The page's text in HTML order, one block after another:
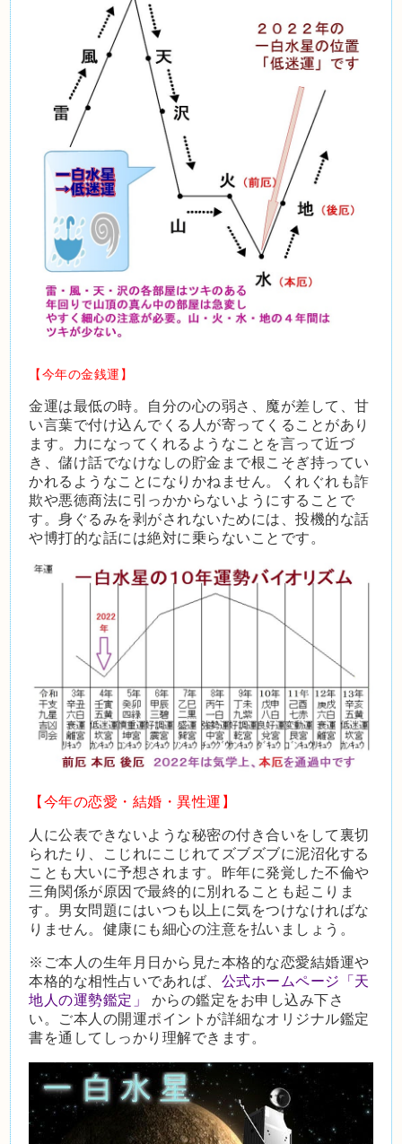
【今年の金銭運】
金運は最低の時。自分の心の弱さ、魔が差して、甘
い言葉で付け込んでくる人が寄ってくることがあり
ます。力になってくれるようなことを言って近づ
き、儲け話でなけなしの貯金まで根こそぎ持ってい
かれるようなことになりかねません。くれぐれも詐
欺や悪徳商法に引っかからないようにすることで
す。身ぐるみを剥がされないためには、投機的な話
や博打的な話には絶対に乗らないことです。
【 今年の恋愛・結婚・異性運】
人に公表できないような秘密の付き合いをして裏切
られたり、こじれにこじれてズブズブに泥沼化する
ことも大いに予想されます。昨年に発覚した不倫や
三角関係が原因で最終的に別れることも起こりま
す。男女問題にはいつも以上に気をつけなければな
りません。健康にも細心の注意を払いましょう。
※ご本人の生年月日から見た本格的な恋愛結婚運や
本格的な相性占いであれば、 公式ホームページ「天
地人の運勢鑑定」
からの鑑定をお申し込み下さ
い。ご本人の開運ポイントが詳細なオリジナル鑑定
書を通してしっかり理解できます。